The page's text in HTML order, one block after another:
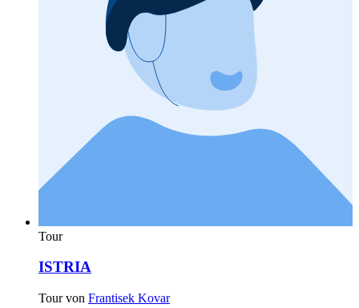
Tour
ISTRIA
Tour von Frantisek Kovar